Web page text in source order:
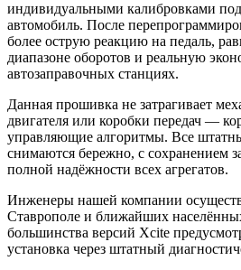
индивидуальными калибровками
автомобиль. После
более острую реакцию на педаль,
диапазоне оборотов и реальную
автозаправочных станциях.
Данная прошивка не затрагивает
двигателя или коробки передач —
управляющие алгоритмы. Все
снимаются бережно, с сохранением
полной надёжности всех агрегатов.
Инженеры нашей компании
Ставрополе и ближайших
большинства версий Xcite
установка через штатный